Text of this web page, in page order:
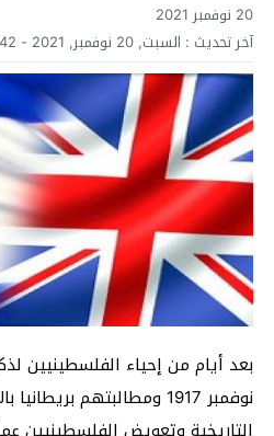
20 نوفمبر 2021
آخر تحديث : السبت, 20 نوفمبر, 2021 - 6:42 مساءً
نوفمبر 1917 ومطالبتهم